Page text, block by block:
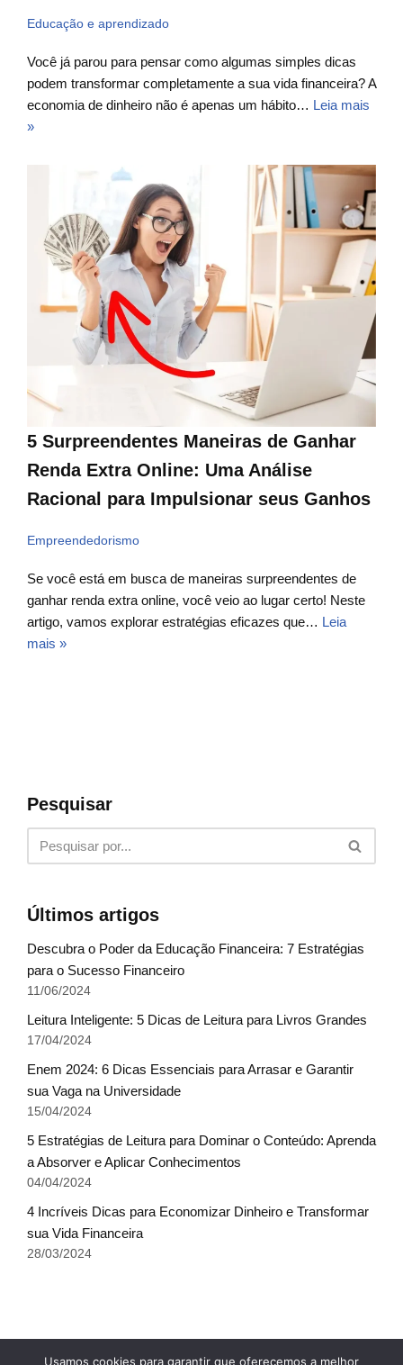
Educação e aprendizado
Você já parou para pensar como algumas simples dicas
podem transformar completamente a sua vida financeira? A
economia de dinheiro não é apenas um hábito… Leia mais
»
5 Surpreendentes Maneiras de Ganhar
Renda Extra Online: Uma Análise
Racional para Impulsionar seus Ganhos
Empreendedorismo
Se você está em busca de maneiras surpreendentes de
ganhar renda extra online, você veio ao lugar certo! Neste
artigo, vamos explorar estratégias eficazes que… Leia
mais »
Pesquisar
Últimos artigos
Descubra o Poder da Educação Financeira: 7 Estratégias
para o Sucesso Financeiro
11/06/2024
Leitura Inteligente: 5 Dicas de Leitura para Livros Grandes
17/04/2024
Enem 2024: 6 Dicas Essenciais para Arrasar e Garantir
sua Vaga na Universidade
15/04/2024
5 Estratégias de Leitura para Dominar o Conteúdo: Aprenda
a Absorver e Aplicar Conhecimentos
04/04/2024
4 Incríveis Dicas para Economizar Dinheiro e Transformar
sua Vida Financeira
28/03/2024
Fale conosco Glossário do Sucesso
x
Usamos cookies para garantir que oferecemos a melhor